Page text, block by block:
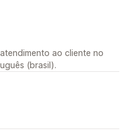
ao cliente no
(brasil).